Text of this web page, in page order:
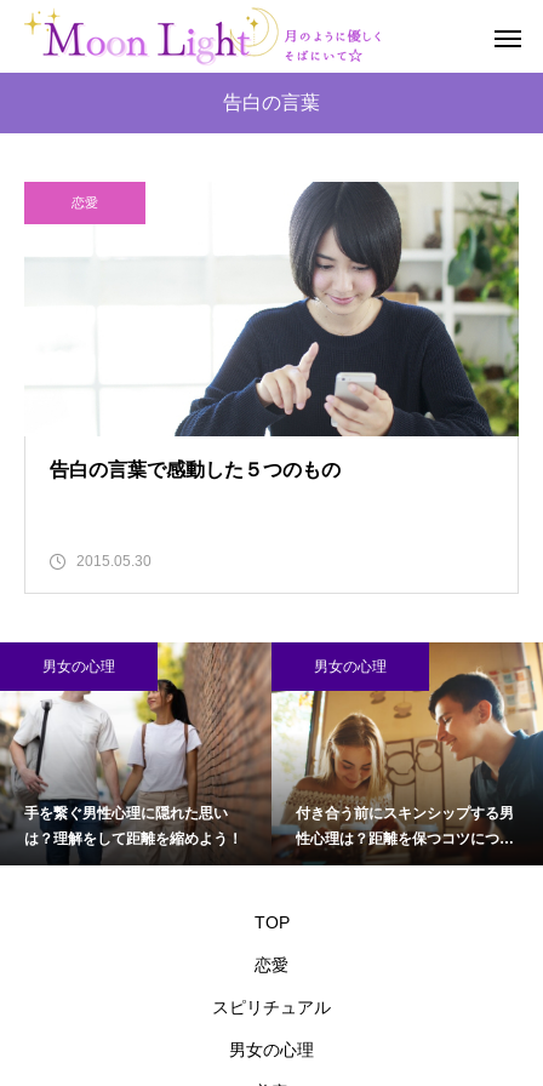
告白の言葉
恋愛
告白の言葉で感動した５つのもの
2015.05.30
男女の心理
手を繋ぐ男性心理に隠れた思い
は？理解をして距離を縮めよう！
男女の心理
付き合う前にスキンシップする男
性心理は？距離を保つコツについ
て
TOP
恋愛
スピリチュアル
男女の心理